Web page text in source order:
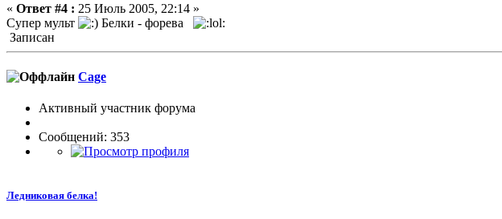
« Ответ #4 : 25 Июль 2005, 22:14 »
Супер мульт
Белки - форева
Записан
Cage
Активный участник форума
Сообщений: 353
Ледниковая белка!